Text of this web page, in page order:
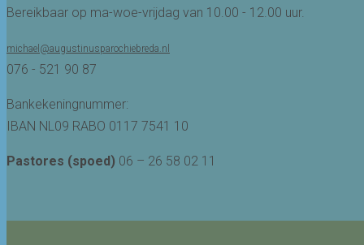
Bereikbaar op ma-woe-vrijdag van 10.00 - 12.00 uur.
michael@augustinusparochiebreda.nl
076 - 521 90 87
Bankekeningnummer:
IBAN NL09 RABO 0117 7541 10
Pastores (spoed) 06 – 26 58 02 11